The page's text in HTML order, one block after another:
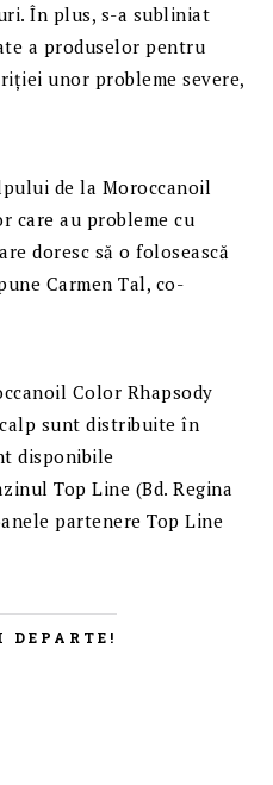
În plus, s-a subliniat
a produselor pentru
unor probleme severe,
de la Moroccanoil
care au probleme cu
doresc să o folosească
Carmen Tal, co-
Color Rhapsody
sunt distribuite în
disponibile
Top Line (Bd. Regina
partenere Top Line